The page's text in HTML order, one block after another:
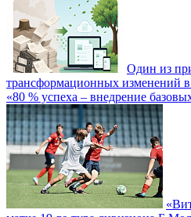
Один из
трансформационных изменений в
«80 % успеха – внедрение